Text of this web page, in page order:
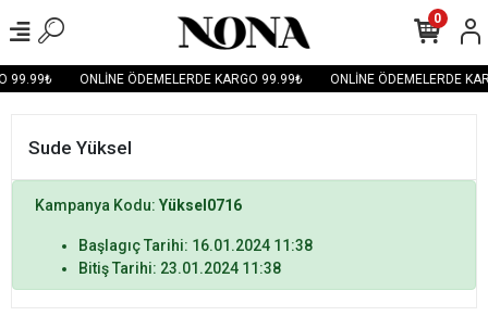
99.99₺ ONLİNE ÖDEMELERDE KARGO 99.99₺ ONLİNE ÖDEMELERDE
0
Sude Yüksel
Kampanya Kodu: Yüksel0716
Başlagıç Tarihi: 16.01.2024 11:38
Bitiş Tarihi: 23.01.2024 11:38